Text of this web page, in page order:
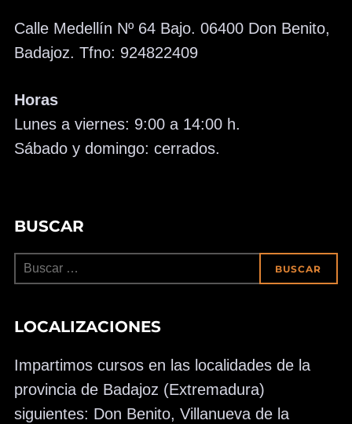
Calle Medellín Nº 64 Bajo. 06400 Don Benito,
Badajoz. Tfno: 924822409
Horas
Lunes a viernes: 9:00 a 14:00 h.
Sábado y domingo: cerrados.
BUSCAR
Buscar:
BUSCAR
LOCALIZACIONES
Impartimos cursos en las localidades de la
provincia de Badajoz (Extremadura)
siguientes: Don Benito, Villanueva de la